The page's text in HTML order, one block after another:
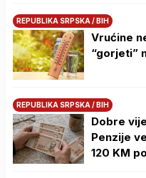
REPUBLIKA SRPSKA / BIH
Vrućine
“gorjeti”
REPUBLIKA SRPSKA / BIH
Dobre
Penzije
120 KM